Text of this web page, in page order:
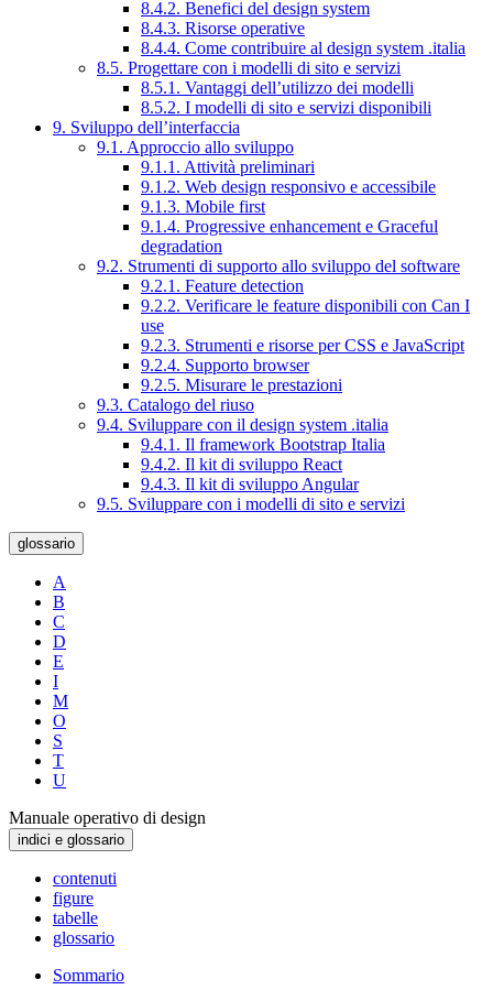
8.4.2. Benefici del design system
8.4.3. Risorse operative
8.4.4. Come contribuire al design system .italia
8.5. Progettare con i modelli di sito e servizi
8.5.1. Vantaggi dell’utilizzo dei modelli
8.5.2. I modelli di sito e servizi disponibili
9. Sviluppo dell’interfaccia
9.1. Approccio allo sviluppo
9.1.1. Attività preliminari
9.1.2. Web design responsivo e accessibile
9.1.3. Mobile first
9.1.4. Progressive enhancement e Graceful
degradation
9.2. Strumenti di supporto allo sviluppo del software
9.2.1. Feature detection
9.2.2. Verificare le feature disponibili con Can I
use
9.2.3. Strumenti e risorse per CSS e JavaScript
9.2.4. Supporto browser
9.2.5. Misurare le prestazioni
9.3. Catalogo del riuso
9.4. Sviluppare con il design system .italia
9.4.1. Il framework Bootstrap Italia
9.4.2. Il kit di sviluppo React
9.4.3. Il kit di sviluppo Angular
9.5. Sviluppare con i modelli di sito e servizi
glossario
A
B
C
D
E
I
M
O
S
T
U
Manuale operativo di design
indici e glossario
contenuti
figure
tabelle
glossario
Sommario